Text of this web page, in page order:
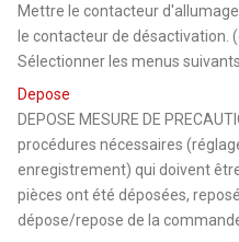
Mettre le contacteur
le contacteur de désactivation.
Sélectionner les menus
Depose
DEPOSE MESURE DE
procédures nécessaires
enregistrement) qui doivent
pièces ont été déposées,
dépose/repose de la